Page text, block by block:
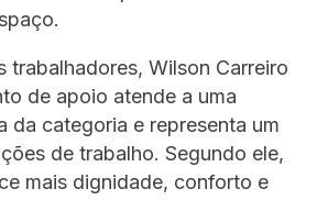
trabalhadores, Wilson Carreiro
de apoio atende a uma
da categoria e representa um
de trabalho. Segundo ele,
mais dignidade, conforto e